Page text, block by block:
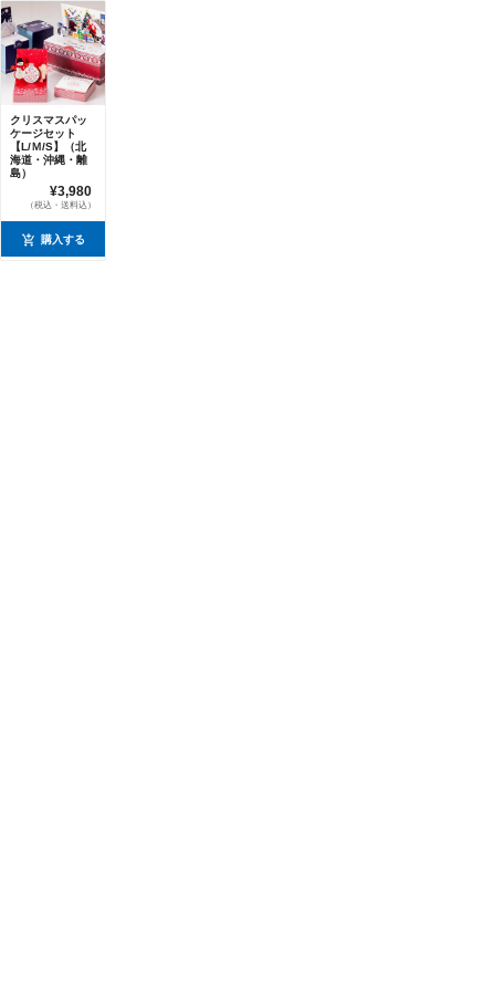
クリスマスパッ
ケージセット
【L/Ｍ/S】（北
海道・沖縄・離
島）
¥3,980
（税込・送料込）
購入する